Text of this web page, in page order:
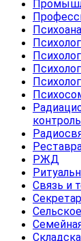
контроль
РЖД
Связь и